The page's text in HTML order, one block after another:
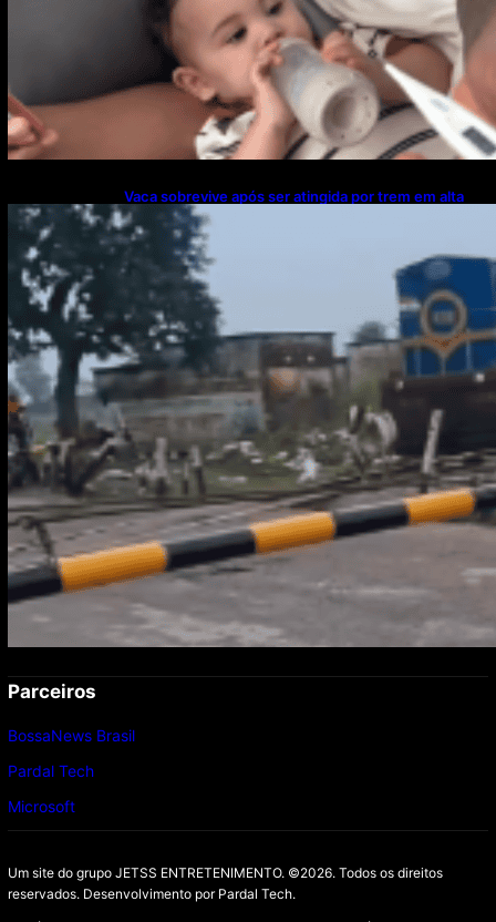
Vaca sobrevive após ser atingida por trem em alta
velocidade
Parceiros
BossaNews Brasil
Pardal Tech
Microsoft
Um site do grupo JETSS ENTRETENIMENTO. ©2026. Todos os direitos
reservados. Desenvolvimento por Pardal Tech.